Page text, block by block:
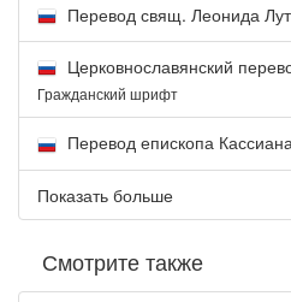
Перевод свящ. Леонида
Церковнославянский
Гражданский шрифт
Перевод епископа
Показать больше
Смотрите также